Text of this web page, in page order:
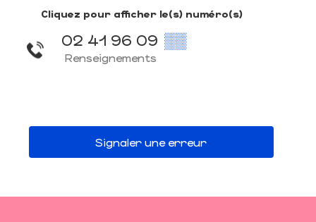
Cliquez pour afficher le(s) numéro(s)
02 41 96 09 ▒▒
Renseignements
Signaler une erreur